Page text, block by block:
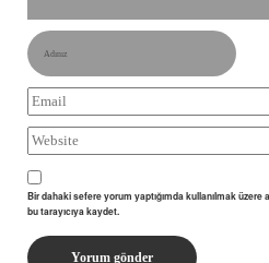
Bir dahaki sefere yorum yaptığımda kullanılmak
bu tarayıcıya kaydet.